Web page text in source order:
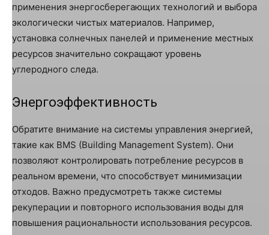
применения энергосберегающих технологий и выбора
экологически чистых материалов. Например,
установка солнечных панелей и применение местных
ресурсов значительно сокращают уровень
углеродного следа.
Энергоэффективность
Обратите внимание на системы управления энергией,
такие как BMS (Building Management System). Они
позволяют контролировать потребление ресурсов в
реальном времени, что способствует минимизации
отходов. Важно предусмотреть также системы
рекуперации и повторного использования воды для
повышения рациональности использования ресурсов.